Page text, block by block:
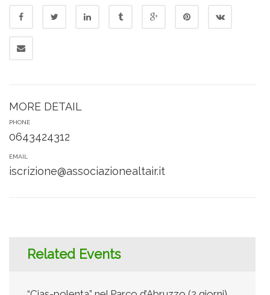
MORE DETAIL
PHONE
0643424312
EMAIL
iscrizione@associazionealtair.it
Related Events